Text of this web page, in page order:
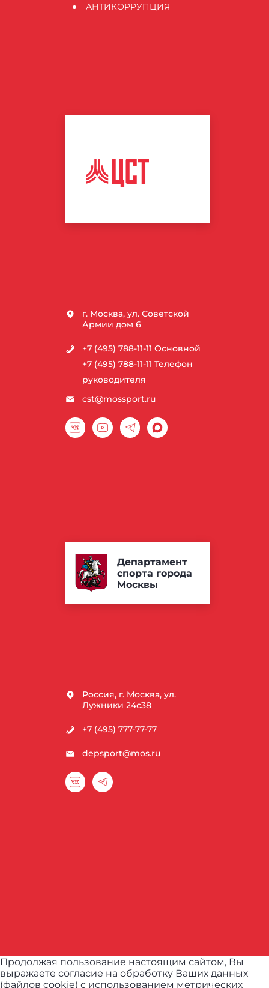
АНТИКОРРУПЦИЯ
ЦЕНТР
г. Москва, ул. Советской
Армии дом 6
+7 (495) 788-11-11 Основной
+7 (495) 788-11-11 Телефон
руководителя
cst@mossport.ru
Департамент
спорта города
Москвы
Россия, г. Москва, ул.
Лужники 24с38
+7 (495) 777-77-77
depsport@mos.ru
Продолжая пользование настоящим сайтом, Вы
выражаете согласие на обработку Ваших данных
(файлов cookie) с использованием метрических